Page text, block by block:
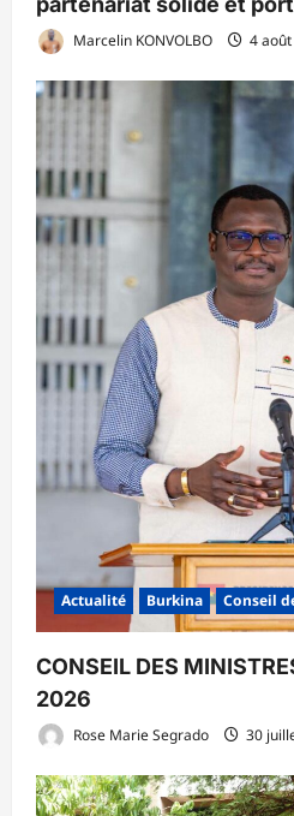
Marcelin KONVOLBO 4
Actualité Burkina Conseil
CONSEIL DES
2026
Rose Marie Segrado 30